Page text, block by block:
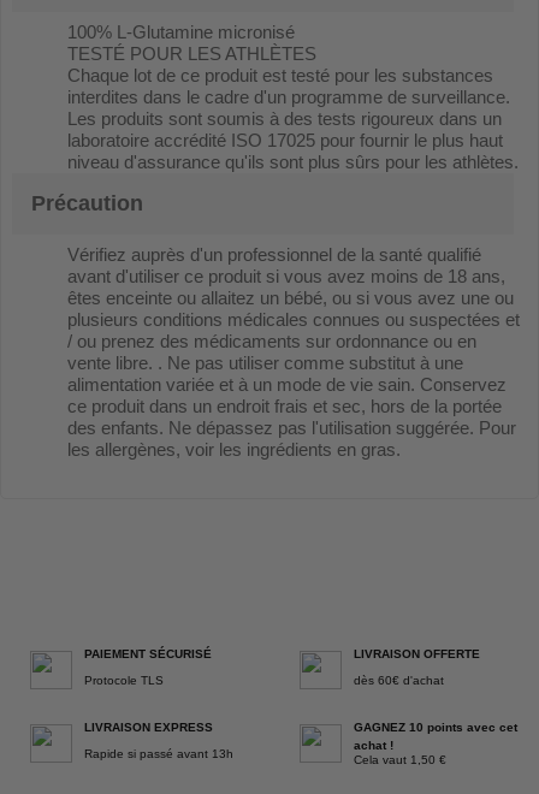
100% L-Glutamine micronisé
TESTÉ POUR LES ATHLÈTES
Chaque lot de ce produit est testé pour les substances
interdites dans le cadre d'un programme de surveillance.
Les produits sont soumis à des tests rigoureux dans un
laboratoire accrédité ISO 17025 pour fournir le plus haut
niveau d'assurance qu'ils sont plus sûrs pour les athlètes.
Précaution
Vérifiez auprès d'un professionnel de la santé qualifié
avant d'utiliser ce produit si vous avez moins de 18 ans,
êtes enceinte ou allaitez un bébé, ou si vous avez une ou
plusieurs conditions médicales connues ou suspectées et
/ ou prenez des médicaments sur ordonnance ou en
vente libre. . Ne pas utiliser comme substitut à une
alimentation variée et à un mode de vie sain. Conservez
ce produit dans un endroit frais et sec, hors de la portée
des enfants. Ne dépassez pas l'utilisation suggérée. Pour
les allergènes, voir les ingrédients en gras.
PAIEMENT SÉCURISÉ
Protocole TLS
LIVRAISON OFFERTE
dès 60€ d'achat
LIVRAISON EXPRESS
Rapide si passé avant 13h
GAGNEZ 10 points avec cet
achat !
Cela vaut 1,50 €